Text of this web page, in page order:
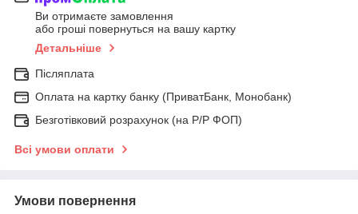
Ви отримаєте замовлення
або гроші повернуться на вашу картку
Детальніше
Післяплата
Оплата на картку банку (ПриватБанк, Монобанк)
Безготівковий розрахунок (на Р/Р ФОП)
Всі умови оплати
Умови повернення